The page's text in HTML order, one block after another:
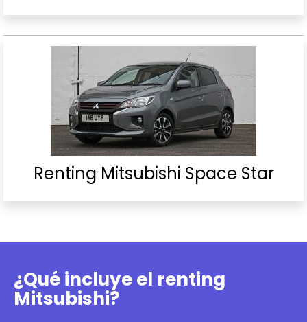
Renting Mitsubishi Space Star
¿Qué incluye el renting
Mitsubishi?